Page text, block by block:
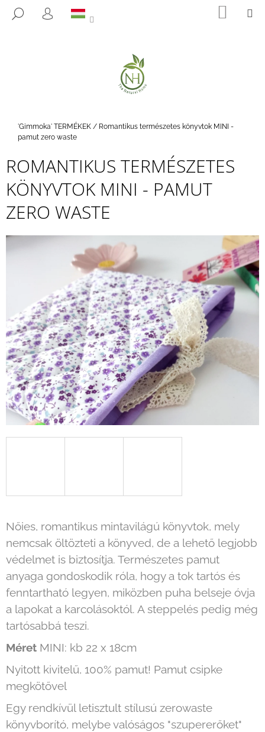
KERESÉS
BEJELENTKEZÉS
Kezdőlap
'Gimmoka' TERMÉKEK / Romantikus természetes könyvtok MINI -
pamut zero waste
ROMANTIKUS TERMÉSZETES
KÖNYVTOK MINI - PAMUT
ZERO WASTE
Nőies, romantikus mintavilágú könyvtok, mely
nemcsak öltözteti a könyved, de a lehető legjobb
védelmet is biztosítja. Természetes pamut
anyaga gondoskodik róla, hogy a tok tartós és
fenntartható legyen, miközben puha belseje óvja
a lapokat a karcolásoktól. A steppelés pedig még
tartósabbá teszi.
Méret MINI: kb 22 x 18cm
Nyitott kivitelű, 100% pamut! Pamut csipke
megkötővel
Egy rendkívül letisztult stílusú zerowaste
könyvborító, melybe valóságos "szupererőket"
E
R
E
S
?
KERESÉS